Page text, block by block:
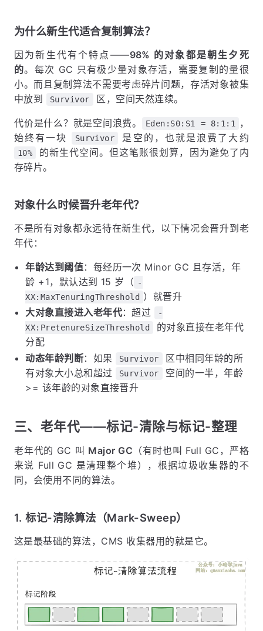
为什么新生代适合复制算法？
因为新生代有个特点——98% 的对象都是朝生夕死
的。每次 GC 只有极少量对象存活，需要复制的量很
小。而且复制算法不需要考虑碎片问题，存活对象被集
中放到
Survivor 区，空间天然连续。
代价是什么？就是空间浪费。 Eden:S0:S1 = 8:1:1
，
始终有一块
Survivor 是空的，也就是浪费了大约
10%
的新生代空间。但这笔账很划算，因为避免了内
存碎片。
对象什么时候晋升老年代？
不是所有对象都永远待在新生代，以下情况会晋升到老
年代：
年龄达到阈值：每经历一次 Minor GC 且存活，年
龄 +1，默认达到 15 岁（ -
XX:MaxTenuringThreshold ）就晋升
大对象直接进入老年代：超过
-
XX:PretenureSizeThreshold
的对象直接在老年代
分配
动态年龄判断：如果 Survivor
区中相同年龄的所
有对象大小总和超过
Survivor
空间的一半，年龄
>= 该年龄的对象直接晋升
三、老年代——标记-清除与标记-整理
老年代的 GC 叫 Major GC （有时也叫 Full GC，严格
来说 Full GC 是清理整个堆），根据垃圾收集器的不
同，会使用不同的算法。
1. 标记-清除算法（Mark-Sweep）
这是最基础的算法，CMS 收集器用的就是它。